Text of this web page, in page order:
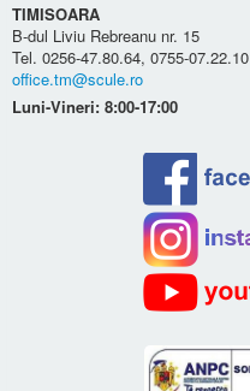
TIMISOARA
B-dul Liviu Rebreanu nr. 15
Tel. 0256-47.80.64, 0755-07.22.10
office.tm@scule.ro
Luni-Vineri: 8:00-17:00